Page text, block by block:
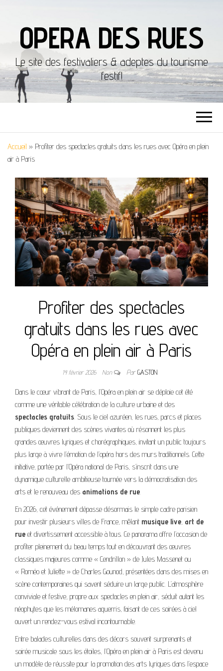
OPERA DES RUES
Le site des festivaliers & adeptes du tourisme
festif!
Accueil » Profiter des spectacles gratuits dans les rues avec Opéra en plein
air à Paris
Profiter des spectacles
gratuits dans les rues avec
Opéra en plein air à Paris
14 février 2026 Non ParGASTON
Dans le cœur vibrant de Paris, l’Opéra en plein air se déploie cet été
comme une véritable célébration de la culture urbaine et des
spectacles gratuits. Sous le ciel azuréen, les rues, parcs et places
publiques deviennent des scènes vivantes où résonnent les plus
grandes œuvres lyriques et chorégraphiques, invitant un public toujours
plus large à vivre l’émotion de l’opéra hors des murs traditionnels. Cette
initiative, portée par l’Opéra national de Paris, s’inscrit dans une
dynamique culturelle ambitieuse tournée vers la démocratisation des
arts et le renouveau des animations de rue.
En 2026, cet événement dépasse désormais le simple cadre parisien
pour investir plusieurs villes de France, mêlant musique live, art de
rue et divertissement accessible à tous. Ce panorama offre l’occasion de
profiter pleinement du beau temps tout en découvrant des œuvres
classiques majeures comme « Cendrillon » de Jules Massenet ou
« Roméo et Juliette » de Charles Gounod, présentées dans des mises en
scène contemporaines qui savent séduire un large public. L’atmosphère
conviviale et festive, propre aux spectacles en plein air, séduit autant les
néophytes que les mélomanes aguerris, faisant de ces soirées à ciel
ouvert un rendez-vous estival incontournable.
Entre balades culturelles dans des décors souvent surprenants et
soirée musicale sous les étoiles, l’Opéra en plein air à Paris est devenu
un modèle de réussite pour la promotion des arts lyriques dans l’espace